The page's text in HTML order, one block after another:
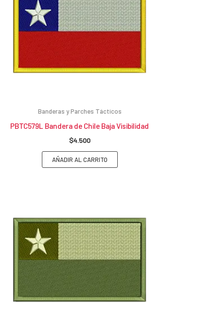
Banderas y Parches Tácticos
PBTC579L Bandera de Chile Baja Visibilidad
$4.500
AÑADIR AL CARRITO